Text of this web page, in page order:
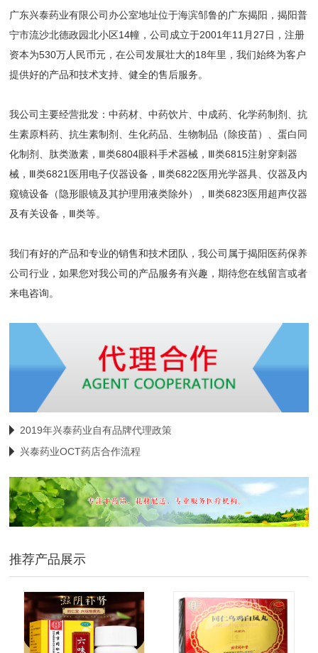
广东兴泰药业有限公司办公室地址位于海滨邹鲁的广东揭阳，揭阳普
宁市流沙北德政园北小区14幢，公司成立于2001年11月27日，注册
资本为530万人民币元，在公司发展壮大的18年里，我们始终为客户
提供好的产品和技术支持、健全的售后服务。
我公司主要经营批发：中药材、中药饮片、中成药、化学药制剂、抗
生素原料药、抗生素制剂、生化药品、生物制品（除疫苗）、蛋白同
化制剂、肽类激素，Ⅲ类6804眼科手术器械，Ⅲ类6815注射穿刺器
械，Ⅲ类6821医用电子仪器设备，Ⅲ类6822医用光学器具、仪器及内
窥镜设备（隐形眼镜及其护理用液类除外），Ⅲ类6823医用超声仪器
及有关设备，Ⅲ类等。
我们有好的产品和专业的销售和技术团队，我公司属于揭阳医药保养
公司行业，如果您对我公司的产品服务有兴趣，期待您在线留言或者
来电咨询。
2019年兴泰药业自有品牌代理政策
兴泰药业OCT药店合作流程
推荐产品展示